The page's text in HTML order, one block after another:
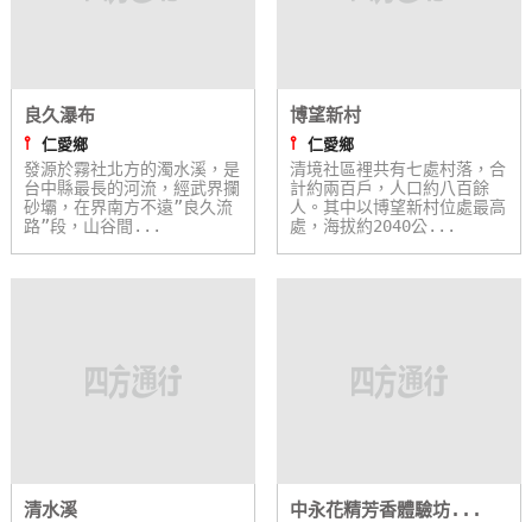
紅
帶
你
玩
務
良久瀑布
⫯ 仁愛鄉
發源於霧社北方的濁水溪，是
台中縣最長的河流，經武界攔
砂壩，在界南方不遠”良久流
路”段，山谷間...
博望新村
⫯ 仁愛鄉
清境社區裡共有七處村落，合
計約兩百戶，人口約八百餘
人。其中以博望新村位處最高
處，海拔約2040公...
清水溪
中永花精芳香體驗坊...